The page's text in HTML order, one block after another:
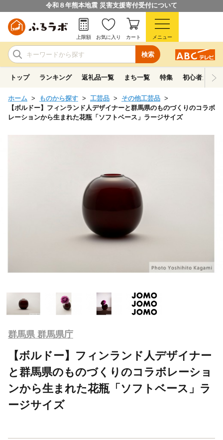
令和８年熊本地震 災害支援寄付受付について
検索
上限額 お気に入り カート メニュー
トップ ランキング 返礼品一覧 まち一覧 特集 初心者ガイド
ホーム ものから探す 工芸品
その他工芸品
【ボルドー】フィンランド人デザイナーと群馬県のものづくりのコラボ
レーションから生まれた花瓶「ソフトベース」ラージサイズ
群馬県 群馬県庁
【ボルドー】フィンランド人デザイナー
と群馬県のものづくりのコラボレーショ
ンから生まれた花瓶「ソフトベース」ラ
ージサイズ